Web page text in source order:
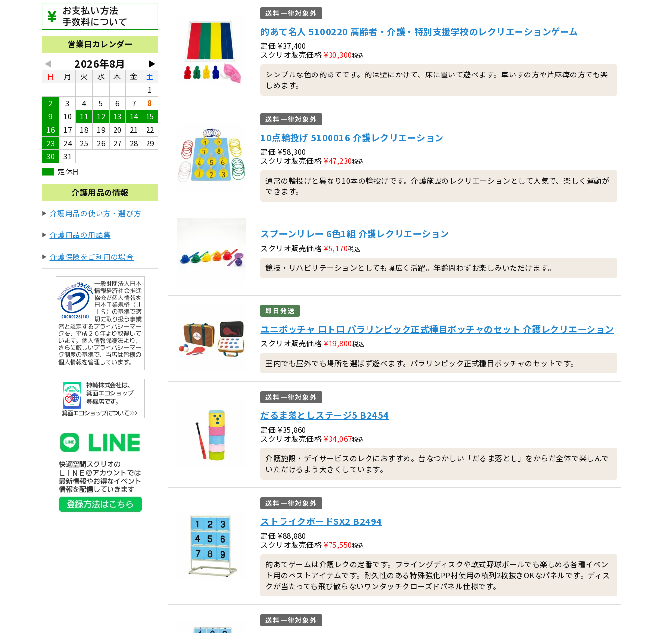
営業日カレンダー
◀ ▶
2026年8月
日 月 火 水 木 金
土
1
2
3 4 5 6 7
8
9
10 11 12 13 14
15
16
17 18 19 20 21
22
23
24 25 26 27 28
29
30
31
定休日
介護用品の情報
介護用品の使い方・選び方
介護用品の用語集
介護保険をご利用の場合
送料一律対象外
的あて名人 5100220 高齢者・介護・特別支援学校のレクリエーションゲーム
定価 ¥37,400
スクリオ販売価格 ¥30,300税込
シンプルな色の的あてです。的は壁にかけて、床に置いて遊べます。車いすの方や片麻痺の方でも楽
しめます。
送料一律対象外
10点輪投げ 5100016 介護レクリエーション
定価 ¥58,300
スクリオ販売価格 ¥47,230税込
通常の輪投げと異なり10本の輪投げです。介護施設のレクリエーションとして人気で、楽しく運動が
できます。
スプーンリレー 6色1組 介護レクリエーション
スクリオ販売価格 ¥5,170税込
競技・リハビリテーションとしても幅広く活躍。年齢問わずお楽しみいただけます。
即日発送
ユニボッチャ ロトロ パラリンピック正式種目ボッチャのセット 介護レクリエーション
スクリオ販売価格 ¥19,800税込
室内でも屋外でも場所を選ばず遊べます。パラリンピック正式種目ボッチャのセットです。
送料一律対象外
だるま落としステージ5 B2454
定価 ¥35,860
スクリオ販売価格 ¥34,067税込
介護施設・デイサービスのレクにおすすめ。昔なつかしい「だるま落とし」をからだ全体で楽しんで
いただけるよう大きくしています。
送料一律対象外
ストライクボードSX2 B2494
定価 ¥88,880
スクリオ販売価格 ¥75,550税込
的あてゲームは介護レクの定番です。フライングディスクや軟式野球ボールでも楽しめる各種イベン
ト用のベストアイテムです。耐久性のある特殊強化PP材使用の横列2枚抜きOKなパネルです。ディス
クが当たっても飛び散らないワンタッチクローズドパネル仕様です。
送料一律対象外